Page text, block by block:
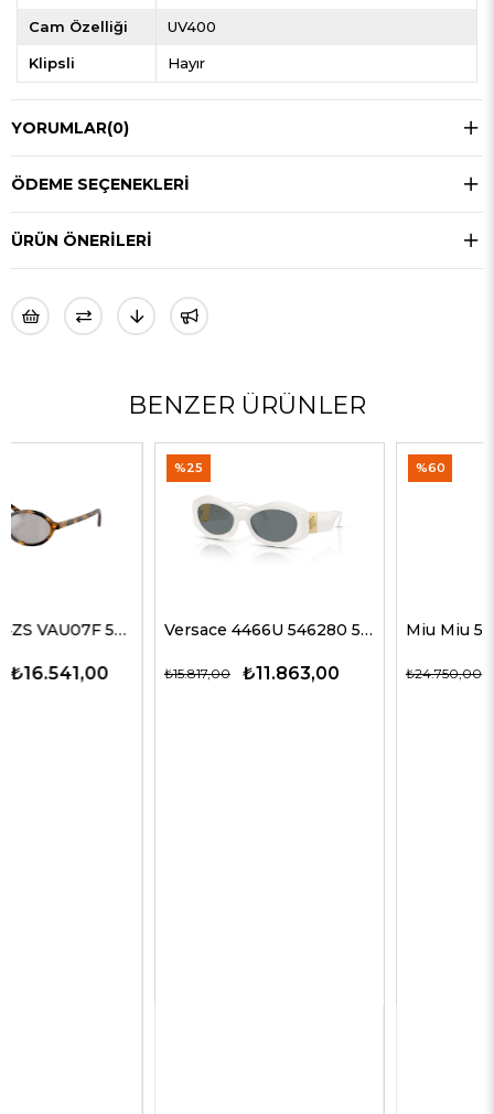
Cam Özelliği UV400
Klipsli Hayır
YORUMLAR(0)
ÖDEME SEÇENEKLERI
ÜRÜN ÖNERILERI
BENZER ÜRÜNLER
Versace 4466U 546280 54 G Kadın Güneş Gözlükleri
₺11.863,00
₺15.817,00
Miu Miu 51ZS ZVN50D 69 G Kadın Güneş Gözlükleri
₺9.900,00
₺24.750,00